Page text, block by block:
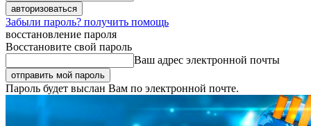
Забыли пароль? получить помощь
восстановление пароля
Восстановите свой пароль
Ваш адрес электронной почты
Пароль будет выслан Вам по электронной почте.